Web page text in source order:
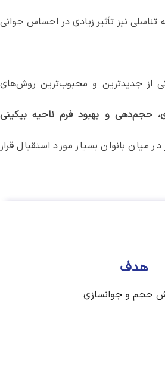
نیز تأثیر زیادی در احساس جوانی
جدیدترین و محبوب‌ترین روش‌های
و بهبود فرم ناحیه بیکینی
بانوان بسیار مورد استقبال قرار
هدف
حجم و جوانسازی